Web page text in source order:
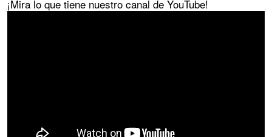
¡Mira lo que tiene nuestro canal de YouTube!